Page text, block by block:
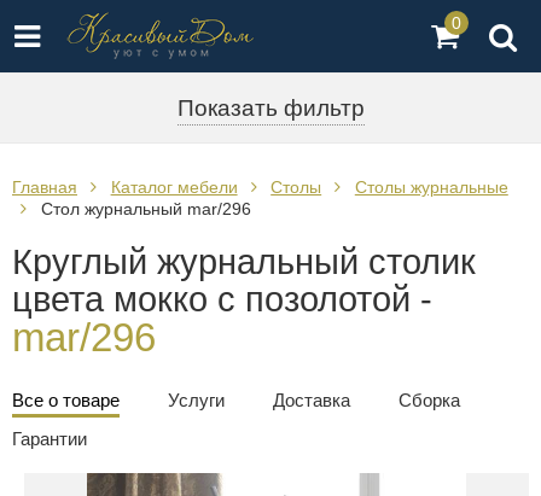
0
Показать фильтр
Главная Каталог мебели Столы
Столы журнальные
Стол журнальный mar/296
Круглый журнальный столик
цвета мокко с позолотой -
mar/296
Все о товаре Услуги Доставка
Сборка
Гарантии